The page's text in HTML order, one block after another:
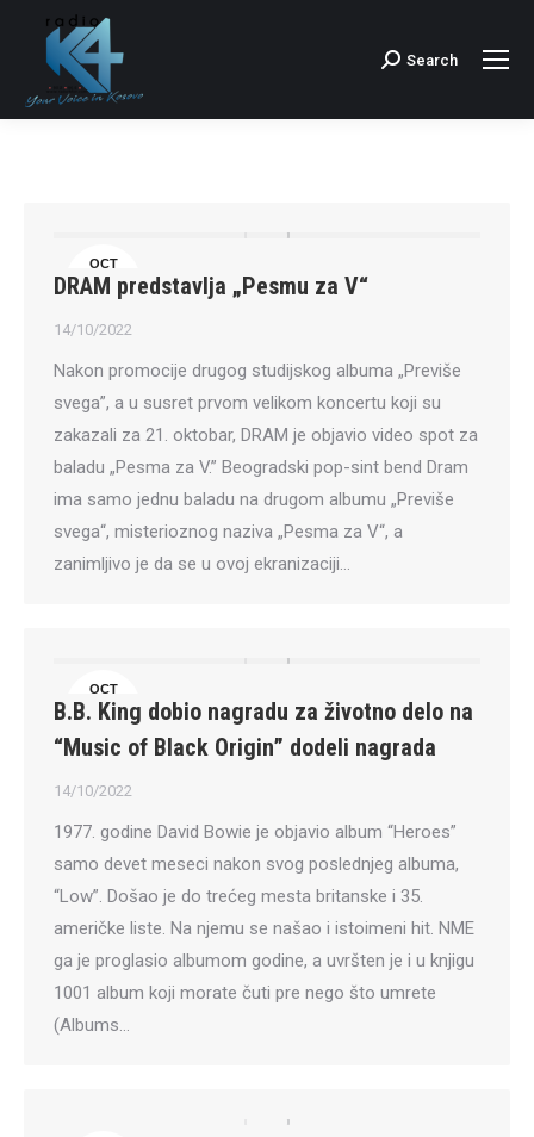
Search:
Search
OCT
14
DRAM predstavlja „Pesmu za V“
14/10/2022
Nakon promocije drugog studijskog albuma „Previše
svega”, a u susret prvom velikom koncertu koji su
zakazali za 21. oktobar, DRAM je objavio video spot za
baladu „Pesma za V.” Beogradski pop-sint bend Dram
ima samo jednu baladu na drugom albumu „Previše
svega“, misterioznog naziva „Pesma za V“, a
zanimljivo je da se u ovoj ekranizaciji…
OCT
14
B.B. King dobio nagradu za životno delo na
“Music of Black Origin” dodeli nagrada
14/10/2022
1977. godine David Bowie je objavio album “Heroes”
samo devet meseci nakon svog poslednjeg albuma,
“Low”. Došao je do trećeg mesta britanske i 35.
američke liste. Na njemu se našao i istoimeni hit. NME
ga je proglasio albumom godine, a uvršten je i u knjigu
1001 album koji morate čuti pre nego što umrete
(Albums…